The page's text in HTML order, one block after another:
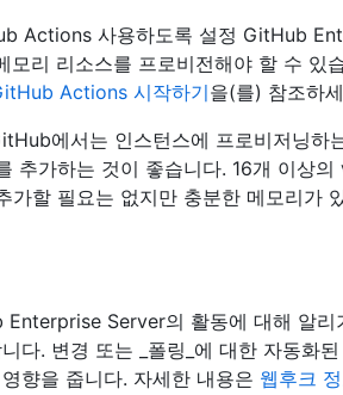
Actions 사용하도록 설정 GitHub
모리 리소스를 프로비전해야 할 수 있
Actions 시작하기을(를) 참조하
에서는 인스턴스에 프로비저닝하
추가하는 것이 좋습니다. 16개 이상
가할 필요는 없지만 충분한 메모리가
Server의 활동에 대해 알리
다. 변경 또는 _폴링_에 대한 자동화
향을 줍니다. 자세한 내용은 웹후크